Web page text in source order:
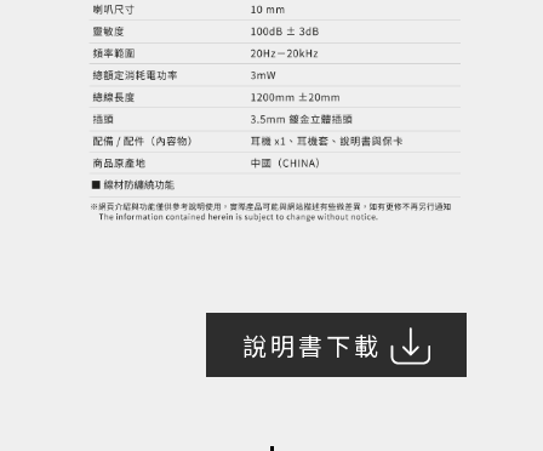
說明書下載